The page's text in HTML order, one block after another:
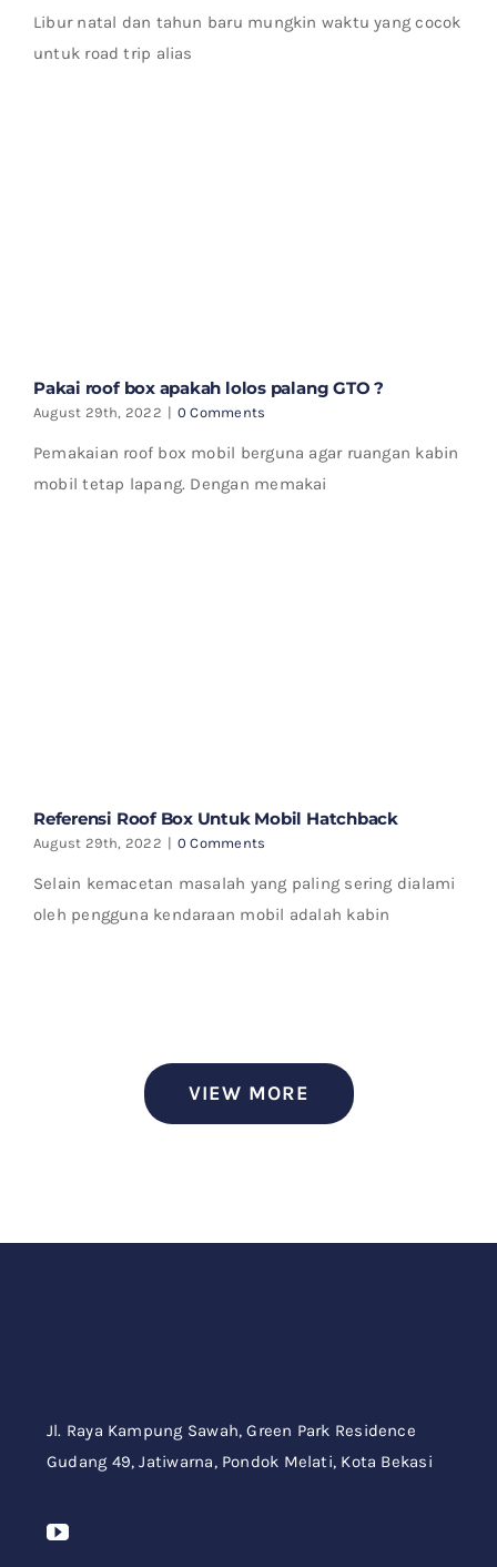
Libur natal dan tahun baru mungkin waktu yang cocok
untuk road trip alias
Pakai roof box apakah lolos palang GTO ?
August 29th, 2022 | 0 Comments
Pemakaian roof box mobil berguna agar ruangan kabin
mobil tetap lapang. Dengan memakai
Referensi Roof Box Untuk Mobil Hatchback
August 29th, 2022 | 0 Comments
Selain kemacetan masalah yang paling sering dialami
oleh pengguna kendaraan mobil adalah kabin
VIEW MORE
Jl. Raya Kampung Sawah,Green Park Residence
Gudang 49,Jatiwarna, Pondok Melati, Kota Bekasi